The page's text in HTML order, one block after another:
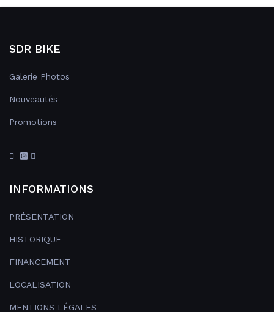
SDR BIKE
Galerie Photos
Nouveautés
Promotions
INFORMATIONS
PRÉSENTATION
HISTORIQUE
FINANCEMENT
LOCALISATION
MENTIONS LÉGALES